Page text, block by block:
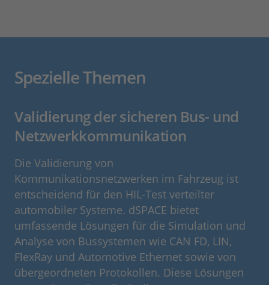
Spezielle Themen
Validierung der sicheren Bus- und
Netzwerkkommunikation
Die Validierung von
Kommunikationsnetzwerken im Fahrzeug ist
entscheidend für den HIL-Test verteilter
automobiler Systeme. dSPACE bietet
umfassende Lösungen für die Simulation und
Analyse von Bussystemen wie CAN FD, LIN,
FlexRay und Automotive Ethernet sowie von
übergeordneten Protokollen. Diese Lösungen